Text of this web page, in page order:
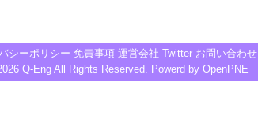
シーポリシー 免責事項 運営会社 Twitter お問い合わせ
Q-Eng All Rights Reserved. Powerd by OpenPNE